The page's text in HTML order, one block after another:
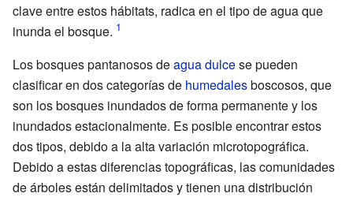
clave entre estos hábitats, radica en el tipo de agua que
inunda el bosque.
Los bosques pantanosos deagua dulcese pueden
clasificar en dos categorías de humedalesboscosos, que
son los bosques inundados de forma permanente y los
inundados estacionalmente. Es posible encontrar estos
dos tipos, debido a la alta variación microtopográfica.
Debido a estas diferencias topográficas, las comunidades
de árboles están delimitados y tienen una distribución